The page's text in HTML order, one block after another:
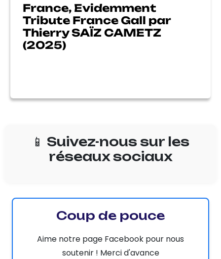
France, Evidemment
Tribute France Gall par
Thierry SAÏZ CAMETZ
(2025)
📱 Suivez-nous sur les
réseaux sociaux
Coup de pouce
Aime notre page Facebook pour nous
soutenir ! Merci d'avance